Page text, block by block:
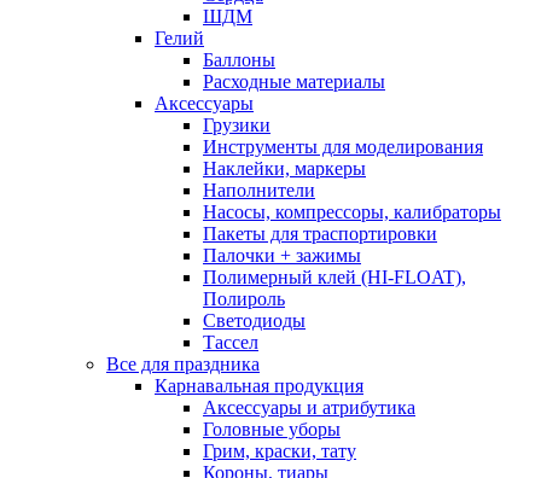
ШДМ
Гелий
Баллоны
Расходные материалы
Аксессуары
Грузики
Инструменты для моделирования
Наклейки, маркеры
Наполнители
Насосы, компрессоры, калибраторы
Пакеты для траспортировки
Палочки + зажимы
Полимерный клей (HI-FLOAT),
Полироль
Светодиоды
Тассел
Все для праздника
Карнавальная продукция
Аксессуары и атрибутика
Головные уборы
Грим, краски, тату
Короны, тиары